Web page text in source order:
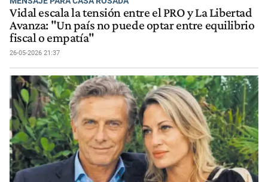
Vidal escala la tensión entre el PRO y La Libertad
Avanza: "Un país no puede optar entre equilibrio
fiscal o empatía"
26-05-2026 21:37